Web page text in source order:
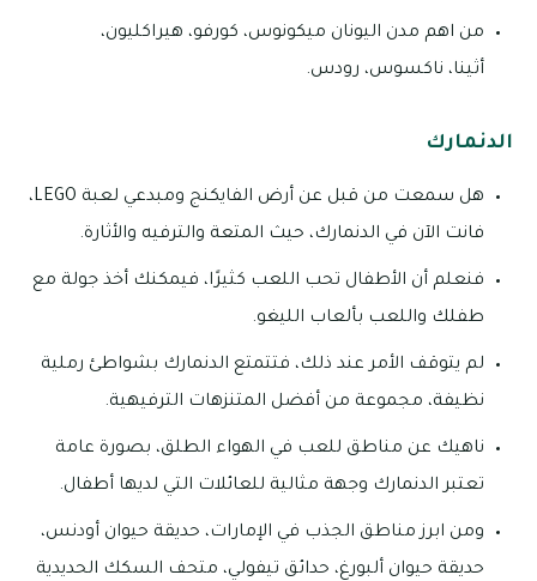
من اهم مدن اليونان ميكونوس، كورفو، هيراكليون،
أثينا، ناكسوس، رودس.
الدنمارك
هل سمعت من قبل عن أرض الفايكنج ومبدعي لعبة LEGO،
فانت الآن في الدنمارك، حيث المتعة والترفيه والأثارة.
فنعلم أن الأطفال تحب اللعب كثيرًا، فيمكنك أخذ جولة مع
طفلك واللعب بألعاب الليغو.
لم يتوقف الأمر عند ذلك، فتتمتع الدنمارك بشواطئ رملية
نظيفة، مجموعة من أفضل المتنزهات الترفيهية.
ناهيك عن مناطق للعب في الهواء الطلق، بصورة عامة
تعتبر الدنمارك وجهة مثالية للعائلات التي لديها أطفال.
ومن ابرز مناطق الجذب في الإمارات، حديقة حيوان أودنس،
حديقة حيوان ألبورغ، حدائق تيفولي، متحف السكك الحديدية